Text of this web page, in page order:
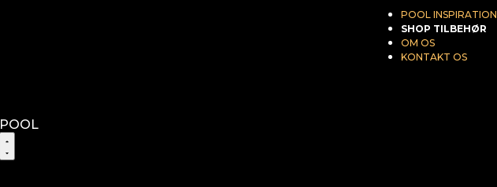
POOL INSPIRATION
SHOP TILBEHØR
OM OS
KONTAKT OS
POOL